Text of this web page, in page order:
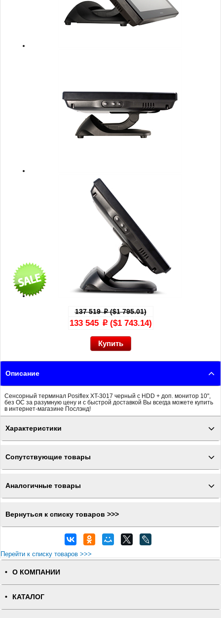
137 519p($1 795.01)
133 545 p($1 743.14)
Описание
Сенсорный терминал Posiflex XT-3017 черный c HDD + доп. монитор 10",
без ОС за разумную цену и с быстрой доставкой Вы всегда можете купить
в интернет-магазине Послэнд!
Характеристики
Сопутствующие товары
Аналогичные товары
Вернуться к списку товаров >>>
Перейти к списку товаров >>>
О КОМПАНИИ
КАТАЛОГ